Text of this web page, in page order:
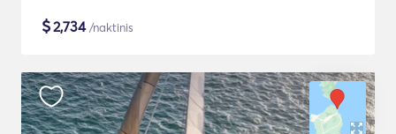
$2,734/naktinis